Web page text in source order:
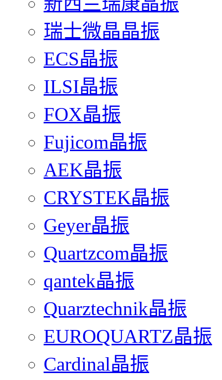
瑞士微晶晶振
ECS晶振
ILSI晶振
FOX晶振
Fujicom晶振
AEK晶振
CRYSTEK晶振
Geyer晶振
Quartzcom晶振
qantek晶振
Quarztechnik晶振
EUROQUARTZ晶振
Cardinal晶振